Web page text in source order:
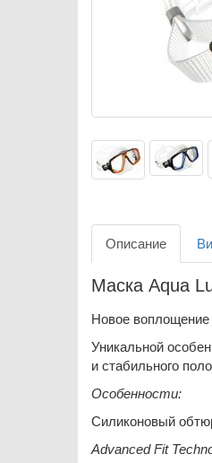
Описание
Маска Aqua
Новое
Уникальной
и стабильного
Особенности:
Силиконовый
Advanced Fit